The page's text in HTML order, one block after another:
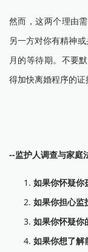
然而，这两个理由
另一方对你有精神
月的等待期。不要
得加快离婚程序的证
--监护人调查与家
如果你怀疑你
如果你担心监
如果你怀疑你
如果你想了解